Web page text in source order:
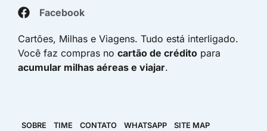
Facebook
Cartões, Milhas e Viagens. Tudo está interligado.
Você faz compras no cartão de crédito para
acumular milhas aéreas e viajar.
SOBRE TIME CONTATO WHATSAPP
SITE MAP